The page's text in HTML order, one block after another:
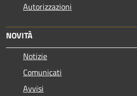
Autorizzazioni
NOVITÀ
Notizie
Comunicati
Avvisi